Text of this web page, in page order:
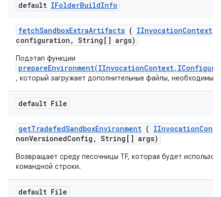
default IFolderBuildInfo
fetchSandboxExtraArtifacts ( IInvocationContext
configuration , String[] args)
Подэтап функции
, который загружает дополнительные файлы, необходимые
default File
getTradefedSandboxEnvironment ( IInvocation
nonVersionedConfig , String[] args)
Возвращает среду песочницы TF, которая будет
командной строки.
default File